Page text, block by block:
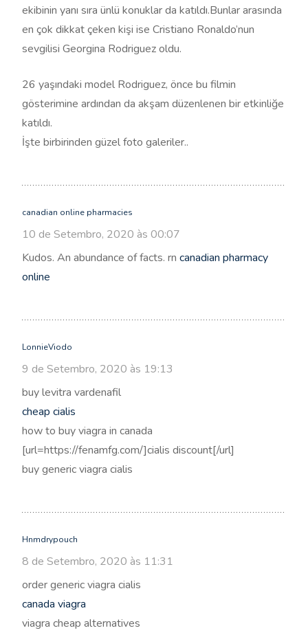
ekibinin yanı sıra ünlü konuklar da katıldı.Bunlar arasında
en çok dikkat çeken kişi ise Cristiano Ronaldo’nun
sevgilisi Georgina Rodriguez oldu.
26 yaşındaki model Rodriguez, önce bu filmin
gösterimine ardından da akşam düzenlenen bir etkinliğe
katıldı.
İşte birbirinden güzel foto galeriler..
canadian online pharmacies
10 de Setembro, 2020 às 00:07
Kudos. An abundance of facts. rn canadian pharmacy
online
LonnieViodo
9 de Setembro, 2020 às 19:13
buy levitra vardenafil
cheap cialis
how to buy viagra in canada
[url=https://fenamfg.com/]cialis discount[/url]
buy generic viagra cialis
Hnmdrypouch
8 de Setembro, 2020 às 11:31
order generic viagra cialis
canada viagra
viagra cheap alternatives